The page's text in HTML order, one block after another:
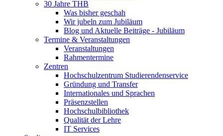
30 Jahre THB
Was bisher geschah
Wir jubeln zum Jubiläum
Blog und Aktuelle Beiträge - Jubiläum
Termine & Veranstaltungen
Veranstaltungen
Rahmentermine
Zentren
Hochschulzentrum Studierendenservice
Gründung und Transfer
Internationales und Sprachen
Präsenzstellen
Hochschulbibliothek
Qualität der Lehre
IT Services